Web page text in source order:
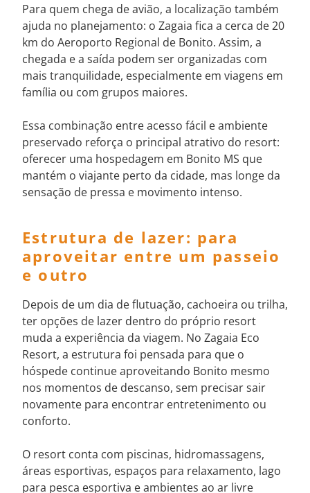
Para quem chega de avião, a localização também
ajuda no planejamento: o Zagaia fica a cerca de 20
km do Aeroporto Regional de Bonito. Assim, a
chegada e a saída podem ser organizadas com
mais tranquilidade, especialmente em viagens em
família ou com grupos maiores.
Essa combinação entre acesso fácil e ambiente
preservado reforça o principal atrativo do resort:
oferecer uma hospedagem em Bonito MS que
mantém o viajante perto da cidade, mas longe da
sensação de pressa e movimento intenso.
Estrutura de lazer: para
aproveitar entre um passeio
e outro
Depois de um dia de flutuação, cachoeira ou trilha,
ter opções de lazer dentro do próprio resort
muda a experiência da viagem. No Zagaia Eco
Resort, a estrutura foi pensada para que o
hóspede continue aproveitando Bonito mesmo
nos momentos de descanso, sem precisar sair
novamente para encontrar entretenimento ou
conforto.
O resort conta com piscinas, hidromassagens,
áreas esportivas, espaços para relaxamento, lago
para pesca esportiva e ambientes ao ar livre